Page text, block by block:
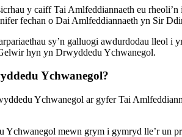
y caiff Tai Amlfeddiannaeth eu
fechan o Dai Amlfeddiannaeth yn Sir
sy’n galluogi awdurdodau lleol
hyn yn Drwyddedu Ychwanegol.
Ychwanegol?
Ychwanegol ar gyfer Tai
mewn grym i gymryd lle’r un